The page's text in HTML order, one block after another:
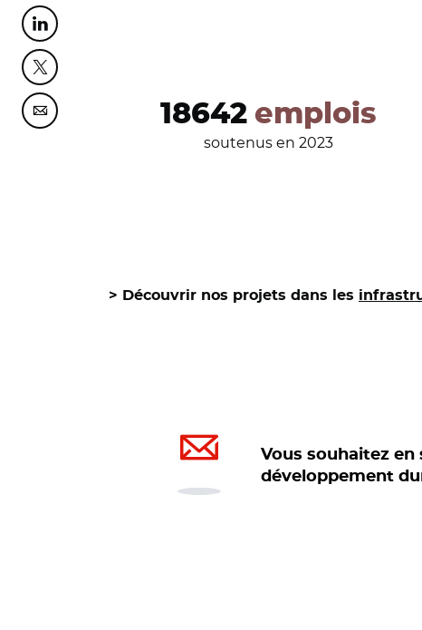
Partager cette page sur Linkedin
Partager cette page sur Twitter
Partager cette page sur Courriel
18642 emplois
soutenus en 2023
> Découvrir nos projets dans les
Vous souhaitez
développement